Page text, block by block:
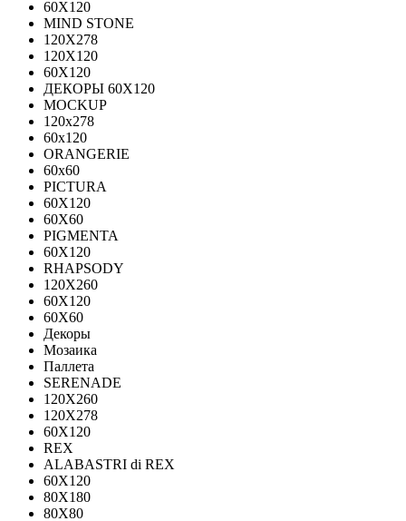
60Х120
MIND STONE
120X278
120Х120
60Х120
ДЕКОРЫ 60Х120
MOCKUP
120х278
60х120
ORANGERIE
60х60
PICTURA
60X120
60X60
PIGMENTA
60X120
RHAPSODY
120X260
60X120
60X60
Декоры
Мозаика
Паллета
SERENADE
120X260
120Х278
60X120
REX
ALABASTRI di REX
60X120
80X180
80X80